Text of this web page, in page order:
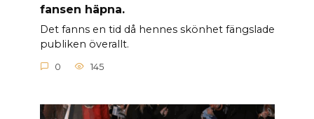
fansen häpna.
Det fanns en tid då hennes skönhet fängslade
publiken överallt.
0 145